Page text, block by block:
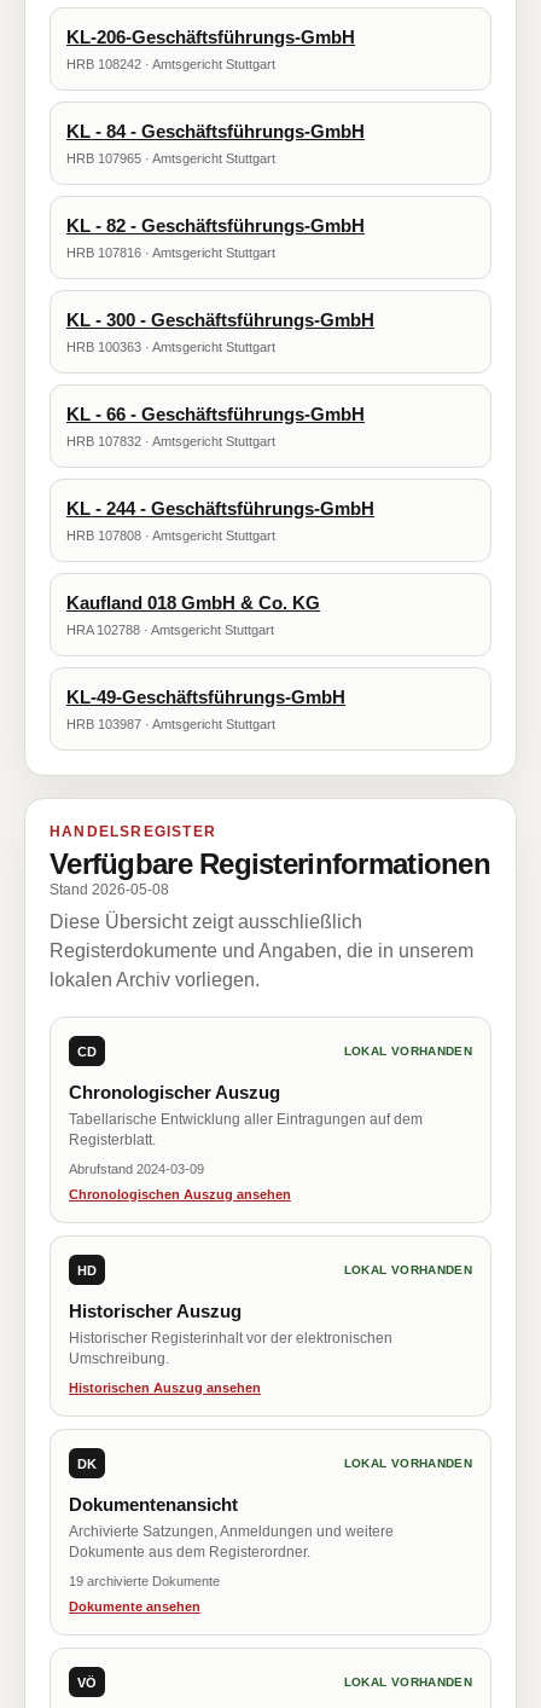
KL-206-Geschäftsführungs-GmbH
HRB 108242 · Amtsgericht Stuttgart
KL - 84 - Geschäftsführungs-GmbH
HRB 107965 · Amtsgericht Stuttgart
KL - 82 - Geschäftsführungs-GmbH
HRB 107816 · Amtsgericht Stuttgart
KL - 300 - Geschäftsführungs-GmbH
HRB 100363 · Amtsgericht Stuttgart
KL - 66 - Geschäftsführungs-GmbH
HRB 107832 · Amtsgericht Stuttgart
KL - 244 - Geschäftsführungs-GmbH
HRB 107808 · Amtsgericht Stuttgart
Kaufland 018 GmbH & Co. KG
HRA 102788 · Amtsgericht Stuttgart
KL-49-Geschäftsführungs-GmbH
HRB 103987 · Amtsgericht Stuttgart
HANDELSREGISTER
Verfügbare Registerinformationen
Stand 2026-05-08
Diese Übersicht zeigt ausschließlich
Registerdokumente und Angaben, die in unserem
lokalen Archiv vorliegen.
CD LOKAL VORHANDEN
Chronologischer Auszug
Tabellarische Entwicklung aller Eintragungen auf dem
Registerblatt.
Abrufstand 2024-03-09
Chronologischen Auszug ansehen
HD LOKAL VORHANDEN
Historischer Auszug
Historischer Registerinhalt vor der elektronischen
Umschreibung.
Historischen Auszug ansehen
DK LOKAL VORHANDEN
Dokumentenansicht
Archivierte Satzungen, Anmeldungen und weitere
Dokumente aus dem Registerordner.
19 archivierte Dokumente
Dokumente ansehen
VÖ LOKAL VORHANDEN